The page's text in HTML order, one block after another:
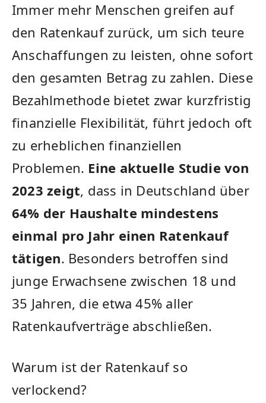
Immer mehr Menschen greifen auf
den Ratenkauf zurück, um sich teure
Anschaffungen zu leisten, ohne sofort
den gesamten Betrag zu zahlen. Diese
Bezahlmethode bietet zwar kurzfristig
finanzielle Flexibilität, führt jedoch oft
zu erheblichen finanziellen
Problemen. Eine aktuelle Studie von
2023 zeigt, dass in Deutschland über
64% der Haushalte mindestens
einmal pro Jahr einen Ratenkauf
tätigen. Besonders betroffen sind
junge Erwachsene zwischen 18 und
35 Jahren, die etwa 45% aller
Ratenkaufverträge abschließen.
Warum ist der Ratenkauf so
verlockend?